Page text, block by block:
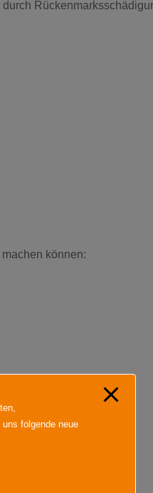
können:
folgende neue